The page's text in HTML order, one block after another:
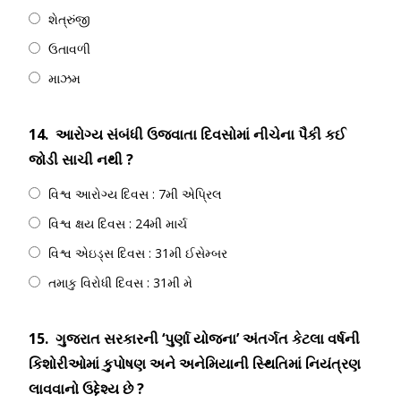
શેત્રુંજી
ઉતાવળી
માઝમ
14. આરોગ્ય સંબંધી ઉજવાતા દિવસોમાં નીચેના પૈકી કઈ
જોડી સાચી નથી ?
વિશ્વ આરોગ્ય દિવસ : 7મી એપ્રિલ
વિશ્વ ક્ષય દિવસ : 24મી માર્ચ
વિશ્વ એઇડ્સ દિવસ : 31મી ઈસેમ્બર
તમાકુ વિરોધી દિવસ : 31મી મે
15. ગુજરાત સરકારની ‘પુર્ણા યોજના’ અંતર્ગત કેટલા વર્ષની
કિશોરીઓમાં કુપોષણ અને અનેમિયાની સ્થિતિમાં નિયંત્રણ
લાવવાનો ઉદ્દેશ્ય છે ?